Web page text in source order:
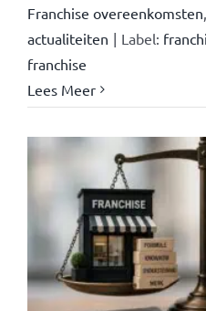
Franchise overeenkomsten
actualiteiten | Label:
franchise
Lees Meer